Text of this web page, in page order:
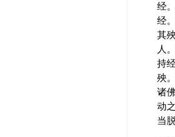
经
经
其
人
持
殃
诸
动
当